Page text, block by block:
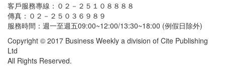
客戶服務專線：０２－２５１０８８８８
傳真：０２－２５０３６９８９
服務時間：週一至週五09:00~12:00/13:30~18:00 (例假日除外)
Copyright © 2017 Business Weekly a division of Cite Publishing
Ltd
All Rights Reserved.